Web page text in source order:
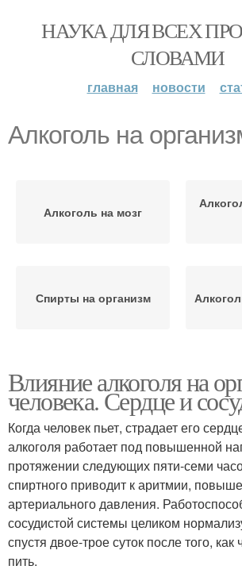
НАУКА ДЛЯ ВСЕХ
СЛОВАМИ
главная новости
Алкоголь на
Алкоголь на мозг
Спирты на организм
Алкоголь на кожу
Алкоголь на нервную
систему
Влияние алкоголя на
человека. Сердце и
Когда человек пьет, страдает его
алкоголя работает под повышенной
протяжении следующих пяти-семи
спиртного приводит к аритмии,
артериального давления.
сосудистой системы целиком
спустя двое-трое суток после того, как
пить.